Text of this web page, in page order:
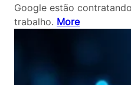
Google estão
trabalho. More